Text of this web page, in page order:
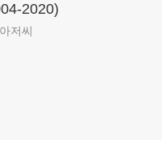
2020)
저씨